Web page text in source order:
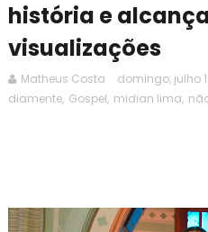
história e
visualizações
Matheus Costa domingo, julho
diamente, Gospel, midian lima,